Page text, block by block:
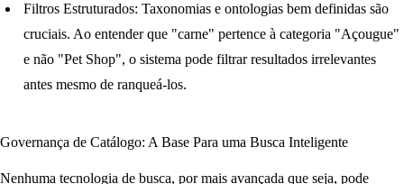
Filtros Estruturados: Taxonomias e ontologias bem definidas são
cruciais. Ao entender que "carne" pertence à categoria "Açougue"
e não "Pet Shop", o sistema pode filtrar resultados irrelevantes
antes mesmo de ranqueá-los.
Governança de Catálogo: A Base Para uma Busca Inteligente
Nenhuma tecnologia de busca, por mais avançada que seja, pode